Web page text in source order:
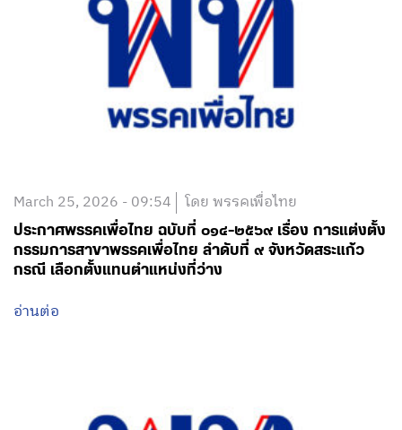
March 25, 2026 - 09:54 โดย พรรคเพื่อไทย
ประกาศพรรคเพื่อไทย ฉบับที่ ๐๑๔-๒๕๖๙ เรื่อง การแต่งตั้ง
กรรมการสาขาพรรคเพื่อไทย ลำดับที่ ๙ จังหวัดสระแก้ว
กรณี เลือกตั้งแทนตำแหน่งที่ว่าง
อ่านต่อ